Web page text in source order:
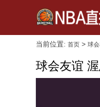
当前位置: 首页 > 球
球会友谊